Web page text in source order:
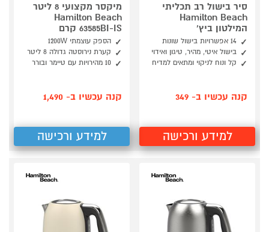
סיר בישול רב תכליתי
Hamilton Beach
המילטון ביץ'
14 אפשרויות בישול שונות
בישול איטי, מהיר, טיגון ואידוי
קל ונוח לניקוי ומתאים למדיח
קנה עכשיו ב- 349
למידע ורכישה
מיקסר מקצועי 8 ליטר
Hamilton Beach
63585BI-IS קרם
הספק עוצמתי 1200W
קערת נירוסטה גדולה 8 ליטר
10 מהירויות עם טיימר ובורר
קנה עכשיו ב- 1,490
למידע ורכישה